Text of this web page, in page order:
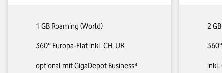
1 GB Roaming (World)
360° Europa-Flat inkl. CH, UK
optional mit GigaDepot Business⁴
2
inkl.